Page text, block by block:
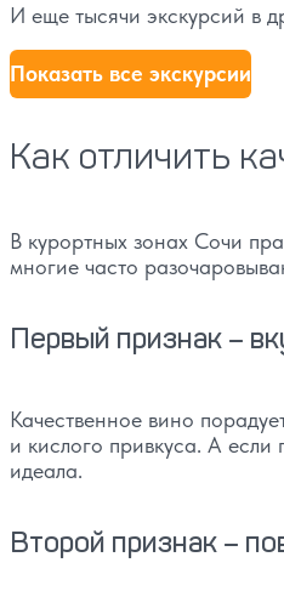
И еще тысячи экскурсий в
Показать все экскурсии
Как отличить
В курортных зонах Сочи
многие часто
Первый признак –
Качественное вино
и кислого привкуса. А если
идеала.
Второй признак –